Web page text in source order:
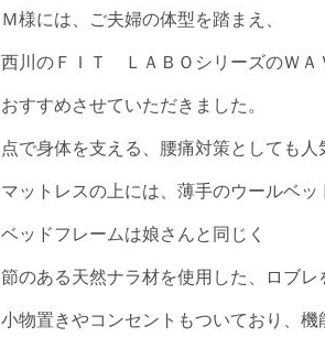
Ｍ様には、ご夫婦の体型を踏まえ、
西川のＦＩＴ ＬＡＢＯシリーズのＷ
おすすめさせていただきました。
点で身体を支える、腰痛対策としても人
マットレスの上には、薄手のウールベッ
ベッドフレームは娘さんと同じく
節のある天然ナラ材を使用した、ロブレ
小物置きやコンセントもついており、機